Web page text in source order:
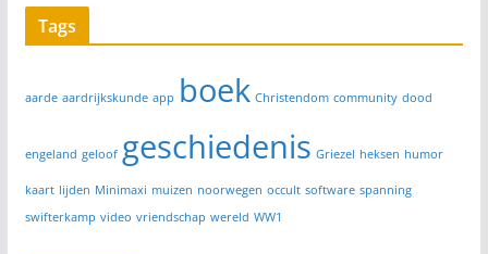
Tags
aarde aardrijkskunde app boek Christendom community dood
engeland geloof geschiedenis Griezel heksen humor
kaart lijden Minimaxi muizen noorwegen occult software spanning
swifterkamp video vriendschap wereld WW1